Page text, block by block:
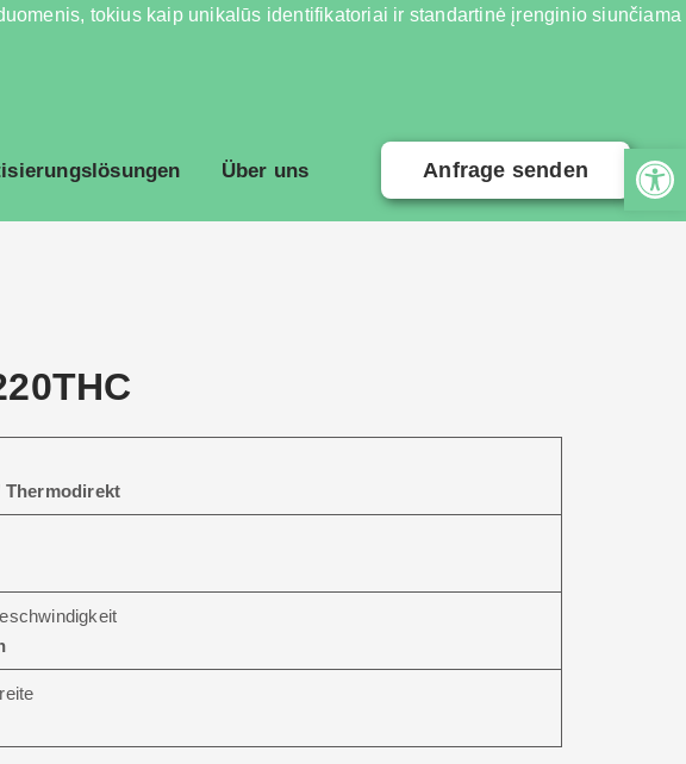
tokius kaip unikalūs identifikatoriai ir standartinė įrenginio siunčiama
Über uns Anfrage senden
Thermodirekt